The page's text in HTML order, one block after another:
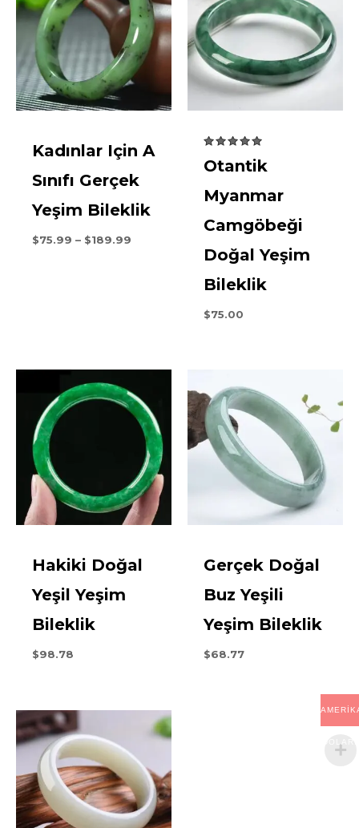
Kadınlar Için A
Sınıfı Gerçek
Yeşim Bileklik
$75.99 – $189.99
5.00
5
Otantik
Myanmar
Camgöbeği
Doğal Yeşim
Bileklik
$75.00
Hakiki Doğal
Yeşil Yeşim
Bileklik
$98.78
Gerçek Doğal
Buz Yeşili
Yeşim Bileklik
$68.77